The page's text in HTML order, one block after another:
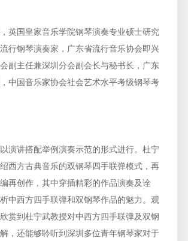
国皇家音乐学院钢琴演奏专业硕士研究
行钢琴演奏家，广东省流行音乐协会即兴
副主任兼深圳分会副会长与秘书长，广东
中国音乐家协会社会艺术水平考级钢琴考
讲搭配举例演奏示范的形式进行。杜宁
西方古典音乐的双钢琴四手联弹模式，再
再创作，其中穿插精彩的作品演奏及诠
中西方四手联弹和双钢琴作品的魅力。观
赏到杜宁武教授对中西方四手联弹及双钢
，还能够聆听到深圳多位青年钢琴家对于